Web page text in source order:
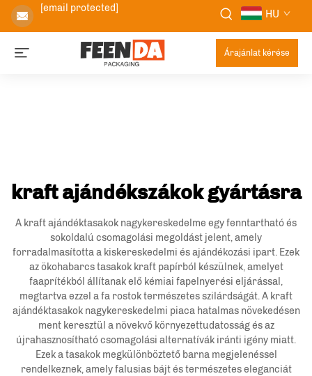
[email protected] HU
Árajánlat kérése
kraft ajándékszákok gyártásra
A kraft ajándéktasakok nagykereskedelme egy fenntartható és
sokoldalú csomagolási megoldást jelent, amely
forradalmasította a kiskereskedelmi és ajándékozási ipart. Ezek
az ökohabarcs tasakok kraft papírból készülnek, amelyet
faaprítékból állítanak elő kémiai fapelnyerési eljárással,
megtartva ezzel a fa rostok természetes szilárdságát. A kraft
ajándéktasakok nagykereskedelmi piaca hatalmas növekedésen
ment keresztül a növekvő környezettudatosság és az
újrahasznosítható csomagolási alternatívák iránti igény miatt.
Ezek a tasakok megkülönböztető barna megjelenéssel
rendelkeznek, amely falusias bájt és természetes eleganciát